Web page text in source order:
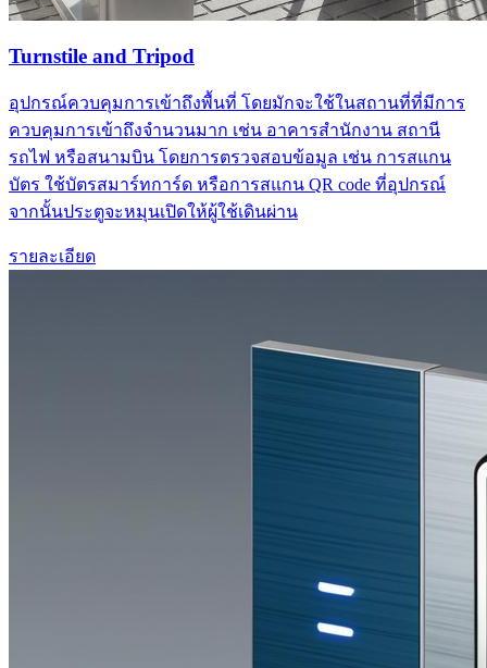
Turnstile and Tripod
อุปกรณ์ควบคุมการเข้าถึงพื้นที่ โดยมักจะใช้ในสถานที่ที่มีการ
ควบคุมการเข้าถึงจำนวนมาก เช่น อาคารสำนักงาน สถานี
รถไฟ หรือสนามบิน โดยการตรวจสอบข้อมูล เช่น การสแกน
บัตร ใช้บัตรสมาร์ทการ์ด หรือการสแกน QR code ที่อุปกรณ์
จากนั้นประตูจะหมุนเปิดให้ผู้ใช้เดินผ่าน
รายละเอียด